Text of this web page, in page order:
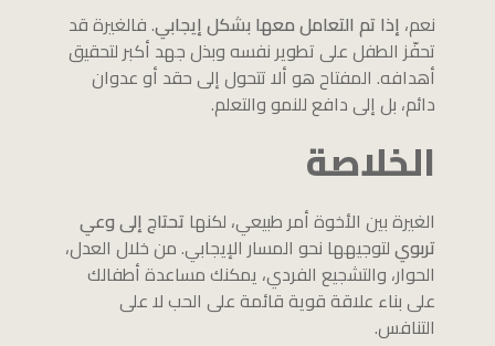
نعم، إذا تم التعامل معها بشكل إيجابي. فالغيرة قد
تحفّز الطفل على تطوير نفسه وبذل جهد أكبر لتحقيق
أهدافه. المفتاح هو ألا تتحول إلى حقد أو عدوان
دائم، بل إلى دافع للنمو والتعلم.
الخلاصة
الغيرة بين الأخوة أمر طبيعي، لكنها تحتاج إلى وعي
تربويلتوجيهها نحو المسار الإيجابي. من خلال العدل،
الحوار، والتشجيع الفردي، يمكنك مساعدة أطفالك
على بناء علاقة قوية قائمة على الحب لا على
التنافس.